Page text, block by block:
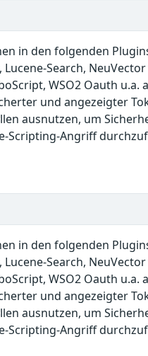
in den folgenden
Search,
WSO2 Oauth
und angezeigter
ausnutzen, um
Scripting-Angriff
in den folgenden
Search,
WSO2 Oauth
und angezeigter
ausnutzen, um
Scripting-Angriff